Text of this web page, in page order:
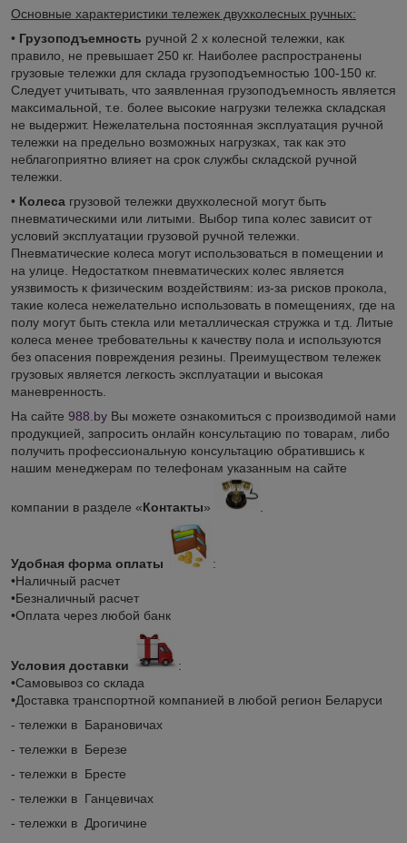
Основные характеристики тележек двухколесных ручных:
• Грузоподъемность ручной 2 х колесной тележки, как
правило, не превышает 250 кг. Наиболее распространены
грузовые тележки для склада грузоподъемностью 100-150 кг.
Следует учитывать, что заявленная грузоподъемность является
максимальной, т.е. более высокие нагрузки тележка складская
не выдержит. Нежелательна постоянная эксплуатация ручной
тележки на предельно возможных нагрузках, так как это
неблагоприятно влияет на срок службы складской ручной
тележки.
• Колеса грузовой тележки двухколесной могут быть
пневматическими или литыми. Выбор типа колес зависит от
условий эксплуатации грузовой ручной тележки.
Пневматические колеса могут использоваться в помещении и
на улице. Недостатком пневматических колес является
уязвимость к физическим воздействиям: из-за рисков прокола,
такие колеса нежелательно использовать в помещениях, где на
полу могут быть стекла или металлическая стружка и т.д. Литые
колеса менее требовательны к качеству пола и используются
без опасения повреждения резины. Преимуществом тележек
грузовых является легкость эксплуатации и высокая
маневренность.
На сайте 988.by Вы можете ознакомиться с производимой нами
продукцией, запросить онлайн консультацию по товарам, либо
получить профессиональную консультацию обратившись к
нашим менеджерам по телефонам указанным на сайте
компании в разделе «Контакты»
Удобная форма оплаты
:
•Наличный расчет
•Безналичный расчет
•Оплата через любой банк
Условия доставки
:
•Самовывоз со склада
•Доставка транспортной компанией в любой регион Беларуси
- тележки в Барановичах
- тележки в Березе
- тележки в Бресте
- тележки в Ганцевичах
- тележки в Дрогичине